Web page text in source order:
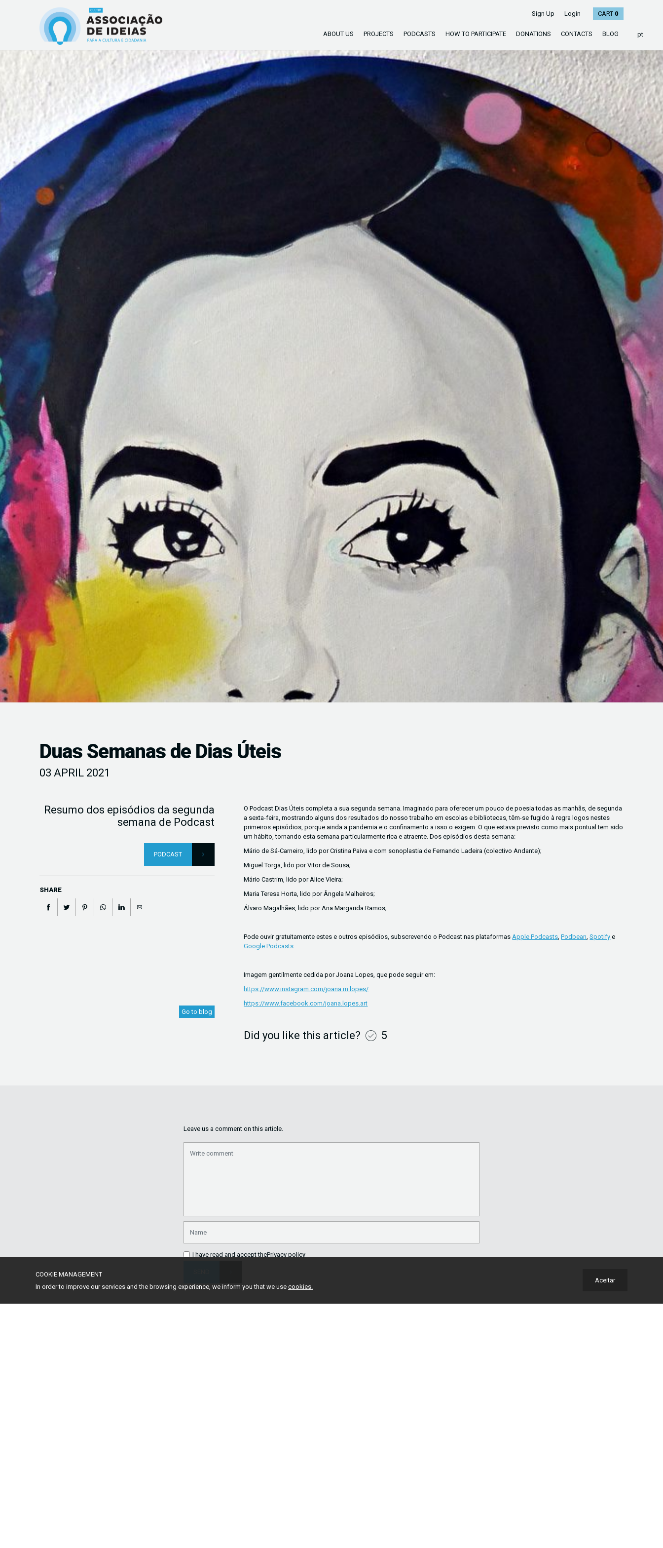
Sign Up Login CART 0
ABOUT US PROJECTS PODCASTS HOW TO PARTICIPATE DONATIONS CONTACTS BLOG pt
COOKIE MANAGEMENT
In order to improve our services and the browsing experience, we inform you that we use cookies.
Aceitar
Duas Semanas de Dias Úteis
03 APRIL 2021
Resumo dos episódios da segunda
semana de Podcast
PODCAST
SHARE
O Podcast Dias Úteis completa a sua segunda semana. Imaginado para oferecer um pouco de poesia todas as manhãs, de segunda
a sexta-feira, mostrando alguns dos resultados do nosso trabalho em escolas e bibliotecas, têm-se fugido à regra logos nestes
primeiros episódios, porque ainda a pandemia e o confinamento a isso o exigem. O que estava previsto como mais pontual tem sido
um hábito, tornando esta semana particularmente rica e atraente. Dos episódios desta semana:
Mário de Sá-Carneiro, lido por Cristina Paiva e com sonoplastia de Fernando Ladeira (colectivo Andante);
Miguel Torga, lido por Vitor de Sousa;
Mário Castrim, lido por Alice Vieira;
Maria Teresa Horta, lido por Ângela Malheiros;
Álvaro Magalhães, lido por Ana Margarida Ramos;
Pode ouvir gratuitamente estes e outros episódios, subscrevendo o Podcast nas plataformas Apple Podcasts ,Podbean ,Spotify e
Google Podcasts
Imagem gentilmente cedida por Joana Lopes, que pode seguir em:
https://www.instagram.com/joana.m.lopes/
https://www.facebook.com/joana.lopes.art
Go to blog
Did you like this article? 5
Leave us a comment on this article.
I have read and accept thePrivacy policy